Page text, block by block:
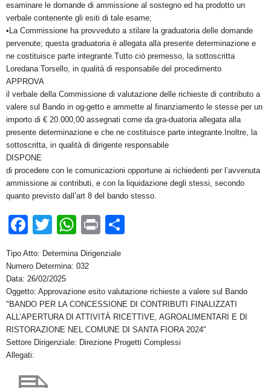
esaminare le domande di ammissione al sostegno ed ha prodotto un
verbale contenente gli esiti di tale esame;
•La Commissione ha provveduto a stilare la graduatoria delle domande
pervenute; questa graduatoria è allegata alla presente determinazione e
ne costituisce parte integrante.Tutto ciò premesso, la sottoscritta
Loredana Torsello, in qualità di responsabile del procedimento
APPROVA
il verbale della Commissione di valutazione delle richieste di contributo a
valere sul Bando in og-getto e ammette al finanziamento le stesse per un
importo di € 20.000,00 assegnati come da gra-duatoria allegata alla
presente determinazione e che ne costituisce parte integrante.Inoltre, la
sottoscritta, in qualità di dirigente responsabile
DISPONE
di procedere con le comunicazioni opportune ai richiedenti per l’avvenuta
ammissione ai contributi, e con la liquidazione degli stessi, secondo
quanto previsto dall’art 8 del bando stesso.
F
c
e
b
o
o
k
T
tt
er
W
at
A
p
p
Pr
t
di
vi
di
Tipo Atto: Determina Dirigenziale
Numero Determina: 032
Data: 26/02/2025
Oggetto: Approvazione esito valutazione richieste a valere sul Bando
"BANDO PER LA CONCESSIONE DI CONTRIBUTI FINALIZZATI
ALL’APERTURA DI ATTIVITÀ RICETTIVE, AGROALIMENTARI E DI
RISTORAZIONE NEL COMUNE DI SANTA FIORA 2024"
Settore Dirigenziale: Direzione Progetti Complessi
Allegati: